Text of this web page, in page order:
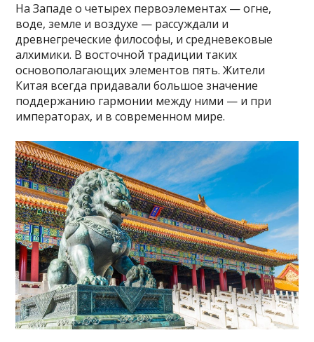
На Западе о четырех первоэлементах — огне,
воде, земле и воздухе — рассуждали и
древнегреческие философы, и средневековые
алхимики. В восточной традиции таких
основополагающих элементов пять. Жители
Китая всегда придавали большое значение
поддержанию гармонии между ними — и при
императорах, и в современном мире.